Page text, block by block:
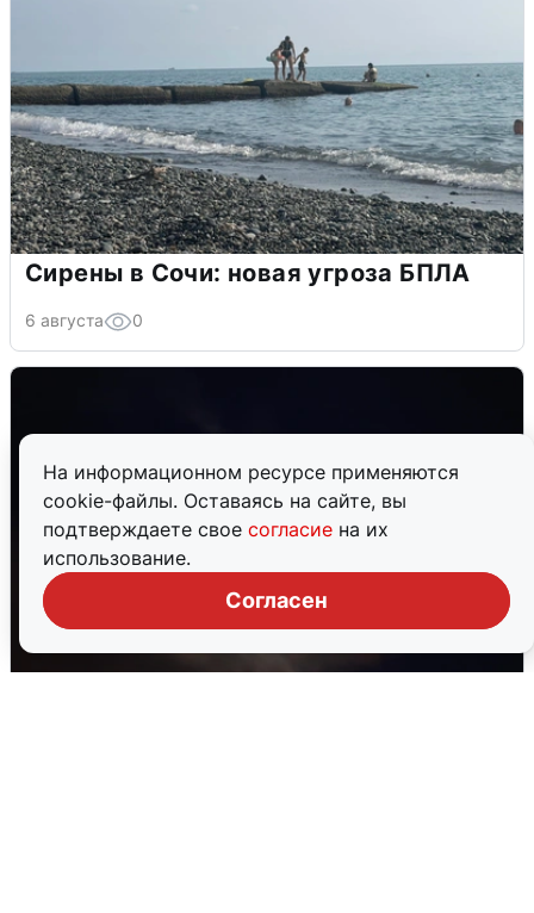
На информационном ресурсе применяются
cookie-файлы. Оставаясь на сайте, вы
подтверждаете свое согласие на их
использование.
Согласен
Сирены в Сочи: новая угроза БПЛА
6 августа 0